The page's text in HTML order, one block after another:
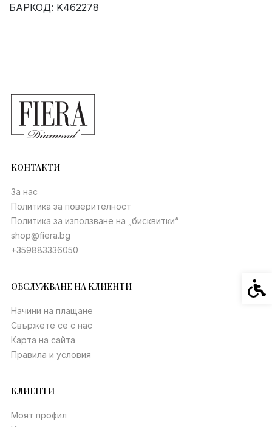
БАРКОД: K462278
КОНТАКТИ
За нас
Политика за поверителност
Политика за използване на „бисквитки“
shop@fiera.bg
+359883336050
ОБСЛУЖВАНЕ НА КЛИЕНТИ
Начини на плащане
Свържете се с нас
Карта на сайта
Правила и условия
КЛИЕНТИ
Моят профил